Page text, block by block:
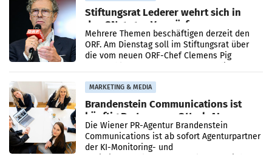
Stiftungsrat Lederer wehrt sich in
den SN gegen Vorwürfe
Mehrere Themen beschäftigen derzeit den
ORF. Am Dienstag soll im Stiftungsrat über
die vom neuen ORF-Chef Clemens Pig
MARKETING & MEDIA
Brandenstein Communications ist
künftig Partner von OtterlyAI
Die Wiener PR-Agentur Brandenstein
Communications ist ab sofort Agenturpartner
der KI-Monitoring- und